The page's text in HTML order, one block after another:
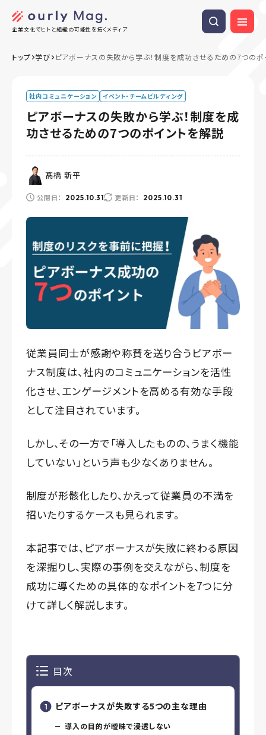
企業文化でヒトと組織の可能性を拓くメディア
トップ 学び ピアボーナスの失敗から学ぶ！制度を成功させるための7つのポ
社内コミュニケーション イベント・チームビルディング
ピアボーナスの失敗から学ぶ！制度を成
功させるための7つのポイントを解説
髙橋 新平
公開日： 2025.10.31 更新日： 2025.10.31
従業員同士が感謝や称賛を送り合うピアボー
ナス制度は、社内のコミュニケーションを活性
化させ、エンゲージメントを高める有効な手段
として注目されています。
しかし、その一方で「導入したものの、うまく機能
していない」という声も少なくありません。
制度が形骸化したり、かえって従業員の不満を
招いたりするケースも見られます。
本記事では、ピアボーナスが失敗に終わる原因
を深掘りし、実際の事例を交えながら、制度を
成功に導くための具体的なポイントを7つに分
けて詳しく解説します。
目次
ピアボーナスが失敗する5つの主な理由
導入の目的が曖昧で浸透しない